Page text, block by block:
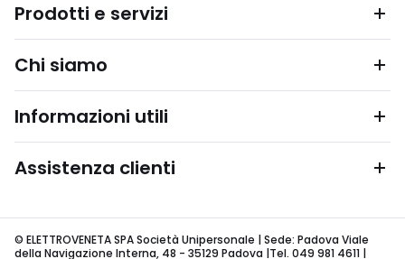
Prodotti e servizi
Chi siamo
Informazioni utili
Assistenza clienti
© ELETTROVENETA SPA Società Unipersonale | Sede: Padova Viale
della Navigazione Interna, 48 - 35129 Padova |Tel. 049 981 4611 |